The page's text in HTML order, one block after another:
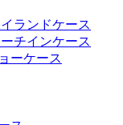
ランドケース
チインケース
ーケース